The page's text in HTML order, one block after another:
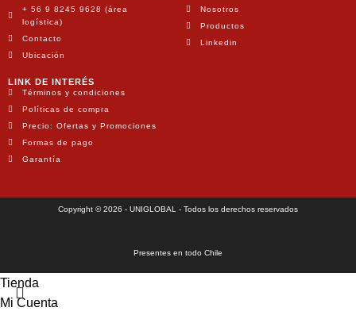
+ 56 9 8245 9628 (área
logística)
Contacto
Ubicación
Nosotros
Productos
Linkedin
LINK DE INTERÉS
Términos y condiciones
Políticas de compra
Precio: Ofertas y Promociones
Formas de pago
Garantía
Copyright © 2026 - UNIGLOBAL - Todos los derechos reservados
Presentes en todo Chile
Tienda
Mi Cuenta